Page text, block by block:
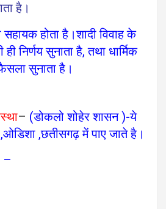
है।
होता है।शादी विवाह के
निर्णय सुनाता है, तथा धार्मिक
सुनाता है।
– (डोकलो शोहेर शासन )-ये
,ओडिशा ,छतीसगढ़ में पाए जाते है।
–